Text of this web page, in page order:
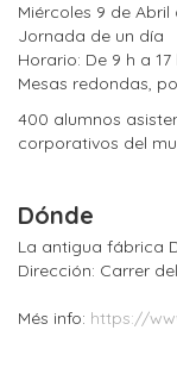
Miércoles 9 de Abril
Jornada de un día
Horario: De 9 h a 17
Mesas redondas,
400 alumnos
corporativos del
Dónde
La antigua fábrica
Dirección: Carrer
Més info: https://